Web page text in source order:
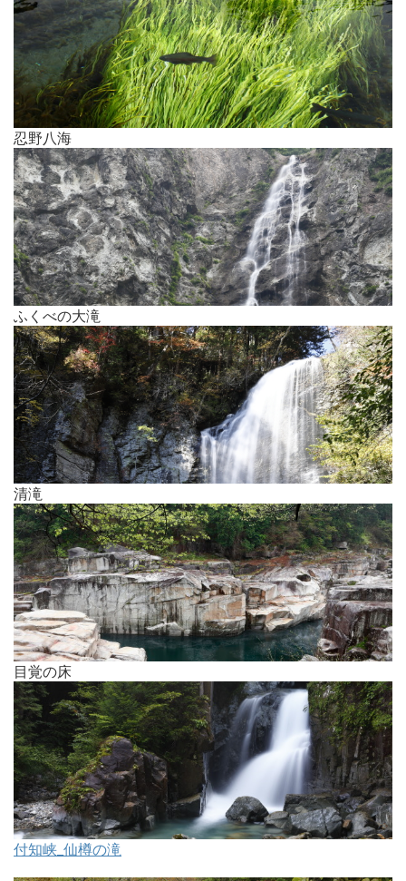
忍野八海
ふくべの大滝
清滝
目覚の床
付知峡_仙樽の滝